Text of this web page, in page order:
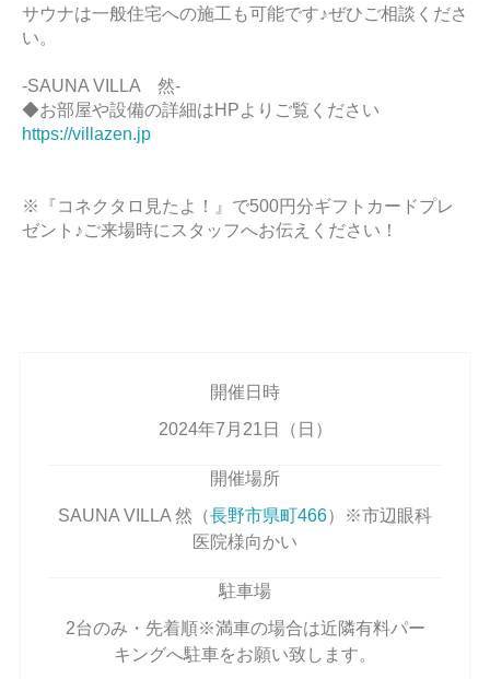
サウナは一般住宅への施工も可能です♪ぜひご相談くださ
い。
-SAUNA VILLA 然-
◆お部屋や設備の詳細はHPよりご覧ください
https://villazen.jp
※『コネクタロ見たよ！』で500円分ギフトカードプレ
ゼント♪ご来場時にスタッフへお伝えください！
開催日時
2024年7月21日（日）
開催場所
SAUNA VILLA 然（長野市県町466）※市辺眼科
医院様向かい
駐車場
2台のみ・先着順※満車の場合は近隣有料パー
キングへ駐車をお願い致します。